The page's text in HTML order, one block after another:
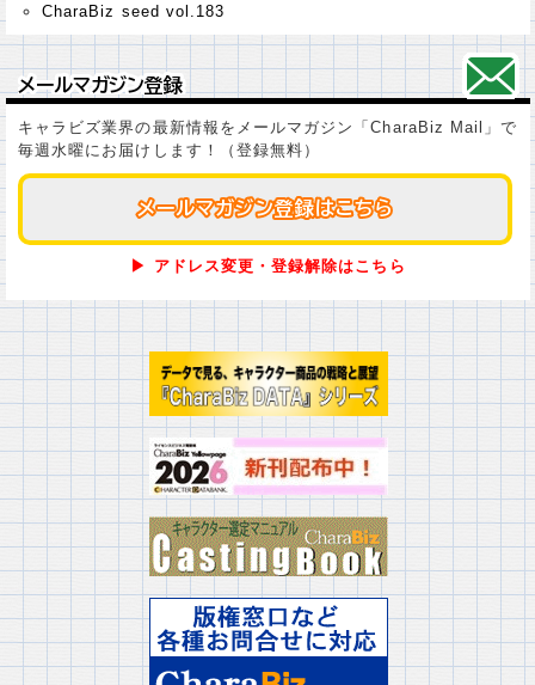
CharaBiz seed vol.183
メールマガジン登録
メールマガジン登録
キャラビズ業界の最新情報をメールマガジン「CharaBiz Mail」で
毎週水曜にお届けします！（登録無料）
メールマガジン登録はこちら
メールマガジン登録はこちら
▶ アドレス変更・登録解除はこちら